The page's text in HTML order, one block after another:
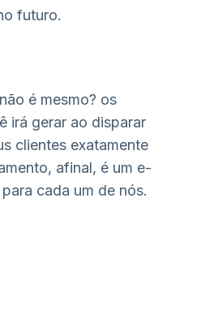
futuro.
é mesmo? os
irá gerar ao disparar
clientes exatamente
afinal, é um e-
cada um de nós.